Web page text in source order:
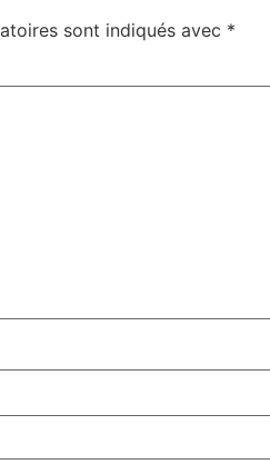
sont indiqués avec *